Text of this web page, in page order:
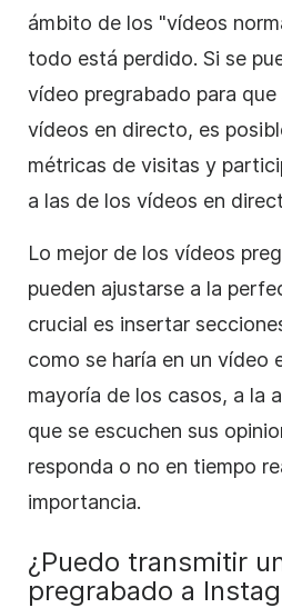
ámbito de los "vídeos
todo está perdido. Si se
vídeo pregrabado para
vídeos en directo, es
métricas de visitas y
a las de los vídeos en
Lo mejor de los vídeos
pueden ajustarse a la
crucial es insertar
como se haría en un vídeo
mayoría de los casos, a la
que se escuchen sus
responda o no en tiempo
importancia.
¿Puedo transmitir
pregrabado a